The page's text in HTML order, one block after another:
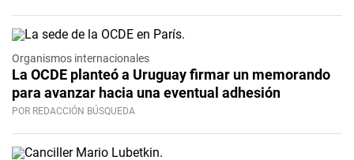
Organismos internacionales
La OCDE planteó a Uruguay firmar un memorando
para avanzar hacia una eventual adhesión
POR REDACCIÓN BÚSQUEDA